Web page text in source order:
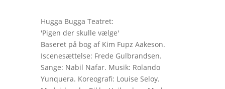
Hugga Bugga Teatret:
'Pigen der skulle vælge'
Baseret på bog af Kim Fupz Aakeson.
Iscenesættelse: Frede Gulbrandsen.
Sange: Nabil Nafar. Musik: Rolando
Yunquera. Koreografi: Louise Seloy.